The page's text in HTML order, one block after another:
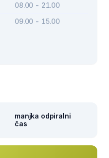
08.00 - 21.00
09.00 - 15.00
manjka odpiralni
čas